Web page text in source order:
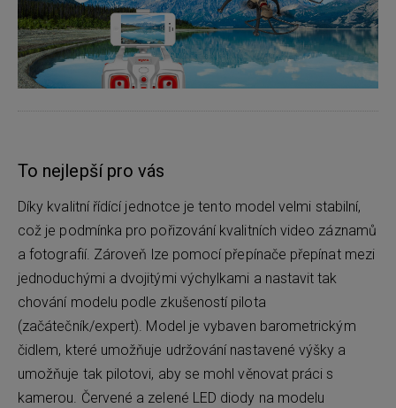
To nejlepší pro vás
Díky kvalitní řídící jednotce je tento model velmi stabilní,
což je podmínka pro pořizování kvalitních video záznamů
a fotografií. Zároveň lze pomocí přepínače přepínat mezi
jednoduchými a dvojitými výchylkami a nastavit tak
chování modelu podle zkušeností pilota
(začátečník/expert). Model je vybaven barometrickým
čidlem, které umožňuje udržování nastavené výšky a
umožňuje tak pilotovi, aby se mohl věnovat práci s
kamerou. Červené a zelené LED diody na modelu